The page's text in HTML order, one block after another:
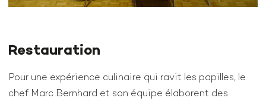
Restauration
Pour une expérience culinaire qui ravit les papilles, le
chef Marc Bernhard et son équipe élaborent des